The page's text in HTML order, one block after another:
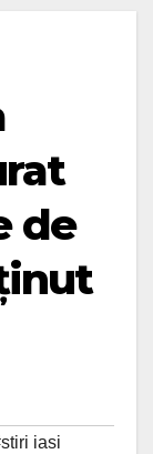
de
iasi